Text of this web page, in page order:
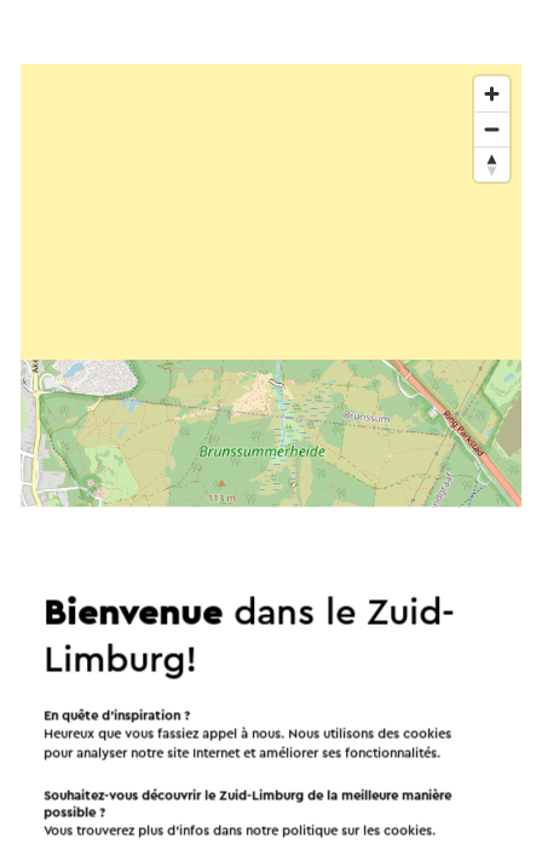
Démarrer l’itinéraire
Afficher les filtres
Bienvenuedans le Zuid-
Limburg!
En quête d’inspiration ?
Heureux que vous fassiez appel à nous. Nous utilisons des cookies
pour analyser notre site Internet et améliorer ses fonctionnalités.
Souhaitez-vous découvrir le Zuid-Limburg de la meilleure manière
possible ?
Vous trouverez plus d’infos dans notre politique sur lescookies.